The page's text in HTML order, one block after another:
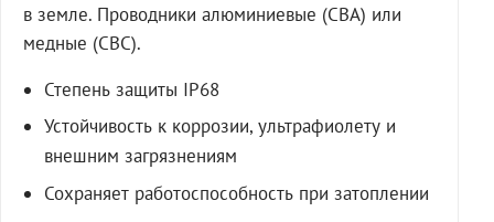
в земле. Проводники алюминиевые (СВА) или
медные (СВС).
Степень защиты IP68
Устойчивость к коррозии, ультрафиолету и
внешним загрязнениям
Сохраняет работоспособность при затоплении